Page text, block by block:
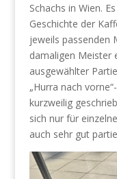
Schachs in Wien.
Geschichte der
jeweils passenden
damaligen Meister
ausgewählter
„Hurra nach
kurzweilig
sich nur für
auch sehr gut